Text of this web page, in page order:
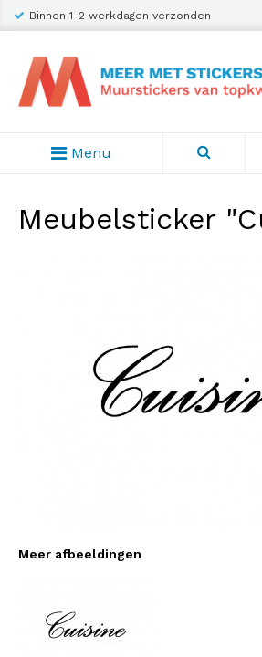
Binnen 1-2 werkdagen verzonden
Menu
Meubelsticker
Meer afbeeldingen